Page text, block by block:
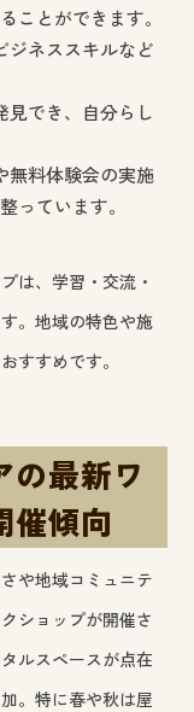
ことができます。
ジネススキルなど
見でき、自分らし
無料体験会の実施
っています。
は、学習・交流・
。地域の特色や施
すすめです。
の最新ワ
催傾向
や地域コミュニテ
ショップが開催さ
ルスペースが点在
。特に春や秋は屋